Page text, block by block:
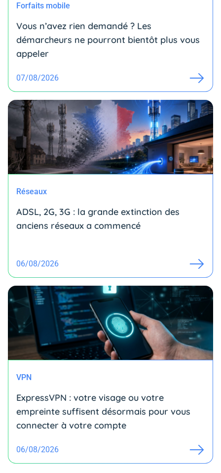
Forfaits mobile
Vous n’avez rien demandé ? Les
démarcheurs ne pourront bientôt plus vous
appeler
07/08/2026
Réseaux
ADSL, 2G, 3G : la grande extinction des
anciens réseaux a commencé
06/08/2026
VPN
ExpressVPN : votre visage ou votre
empreinte suffisent désormais pour vous
connecter à votre compte
06/08/2026